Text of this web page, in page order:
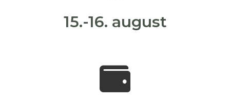
15.-16. august
